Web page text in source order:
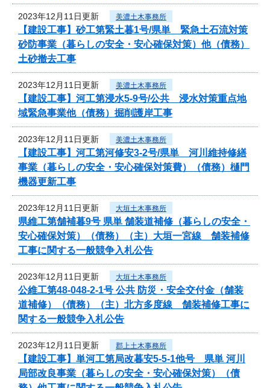
2023年12月11日更新 美濃土木事務所
【建設工事】砂工第緊土暮1号/県単 緊急土石流対策
砂防事業（暮らしの安全・安心確保対策）他（債務）
土砂撤去工事
2023年12月11日更新 美濃土木事務所
【建設工事】河工第浸水5-9号/公共 浸水対策重点地
域緊急事業他（債務）掘削護岸工事
2023年12月11日更新 美濃土木事務所
【建設工事】河工第河修安3-2号/県単 河川維持修繕
事業（暮らしの安全・安心確保対策費）（債務）樋門
機器更新工事
2023年12月11日更新 大垣土木事務所
県維工第舗補暮9号 県単 舗装道補修（暮らしの安全・
安心確保対策）（債務）（主）大垣一宮線 舗装補修
工事に関する一般競争入札公告
2023年12月11日更新 大垣土木事務所
公維工第48-048-2-1号 公共 防災・安全交付金（舗装
道補修）（債務）（主）北方多度線 舗装補修工事に
関する一般競争入札公告
2023年12月11日更新 郡上土木事務所
【建設工事】単河工第局改暮安5-5-1他号 県単 河川
局部改良事業（暮らしの安全・安心確保対策）（債